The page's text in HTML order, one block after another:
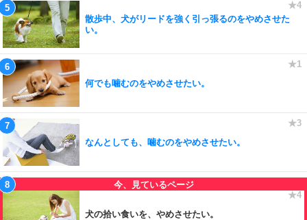
散歩中、犬がリードを強く引っ張るのをやめさせた
い。
何でも噛むのをやめさせたい。
なんとしても、噛むのをやめさせたい。
犬の拾い食いを、やめさせたい。